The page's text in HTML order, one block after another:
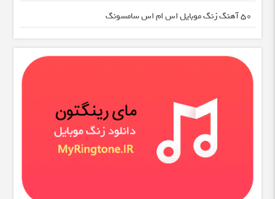
50 آهنگ زنگ موبایل اس ام اس سامسونگ